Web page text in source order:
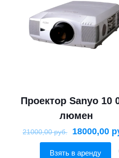
Проектор Sanyo 10
люмен
21000,00руб. 18000,00
Взять в аренду